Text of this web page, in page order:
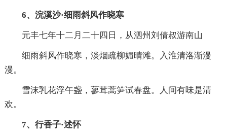
6、浣溪沙·细雨斜风作晓寒
元丰七年十二月二十四日，从泗州刘倩叔游南山
细雨斜风作晓寒，淡烟疏柳媚晴滩。入淮清洛渐漫
漫。
雪沫乳花浮午盏，蓼茸蒿笋试春盘。人间有味是清
欢。
7、行香子·述怀